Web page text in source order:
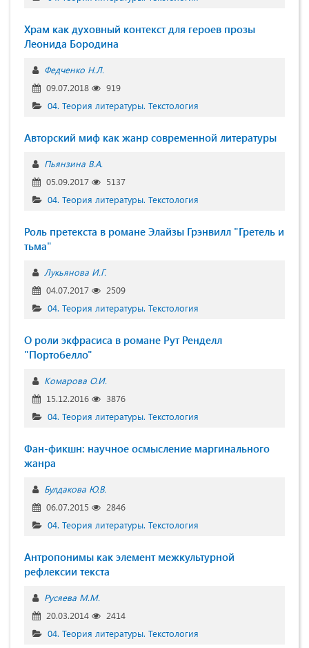
Храм как духовный контекст для героев прозы
Леонида Бородина
Федченко Н.Л.
09.07.2018
919
04. Теория литературы. Текстология
Авторский миф как жанр современной литературы
Пьянзина В.А.
05.09.2017
5137
04. Теория литературы. Текстология
Роль претекста в романе Элайзы Грэнвилл "Гретель и
тьма"
Лукьянова И.Г.
04.07.2017
2509
04. Теория литературы. Текстология
О роли экфрасиса в романе Рут Ренделл
"Портобелло"
Комарова О.И.
15.12.2016
3876
04. Теория литературы. Текстология
Фан-фикшн: научное осмысление маргинального
жанра
Булдакова Ю.В.
06.07.2015
2846
04. Теория литературы. Текстология
Антропонимы как элемент межкультурной
рефлексии текста
Русяева М.М.
20.03.2014
2414
04. Теория литературы. Текстология